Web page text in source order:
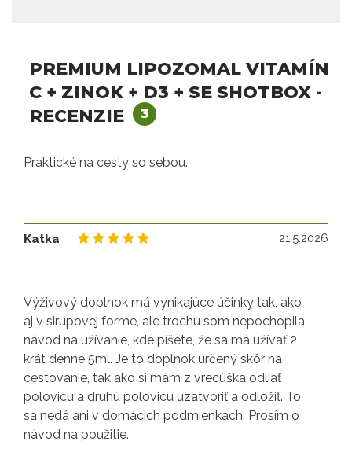
PREMIUM LIPOZOMAL VITAMÍN
C + ZINOK + D3 + SE SHOTBOX -
RECENZIE
3
Praktické na cesty so sebou.
Katka 21.5.2026
Výživový doplnok má vynikajúce účinky tak, ako
aj v sirupovej forme, ale trochu som nepochopila
návod na užívanie, kde píšete, že sa má užívať 2
krát denne 5ml. Je to doplnok určený skôr na
cestovanie, tak ako si mám z vrecúška odliať
polovicu a druhú polovicu uzatvoriť a odložiť. To
sa nedá ani v domácich podmienkach. Prosím o
návod na použitie.